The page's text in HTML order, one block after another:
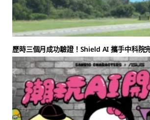
歷時三個月成功驗證！Shield AI 攜手中科院